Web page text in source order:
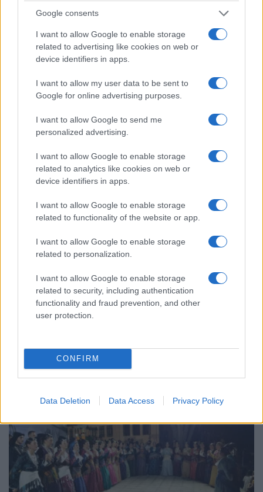
Google consents
I want to allow Google to enable storage
related to advertising like cookies on web or
device identifiers in apps.
I want to allow my user data to be sent to
Google for online advertising purposes.
I want to allow Google to send me
personalized advertising.
I want to allow Google to enable storage
related to analytics like cookies on web or
device identifiers in apps.
I want to allow Google to enable storage
related to functionality of the website or app.
I want to allow Google to enable storage
related to personalization.
I want to allow Google to enable storage
related to security, including authentication
functionality and fraud prevention, and other
user protection.
CONFIRM
Data Deletion Data Access Privacy Policy
ΣΥΛΛΟΓΟΙ
Ένωση Ποντίων Γλυφάδας: Μια βραδιά με τον
Τάκη Βαμβακίδη που κατέληξε σε αυθεντικό
ποντιακό γλέντι
23/07/2026 - 1:15μμ
ΣΥΛΛΟΓΟΙ
Μικρά Ασία αντάμωσαν στο Λαύριο
22/07/2026 - 1:41μμ